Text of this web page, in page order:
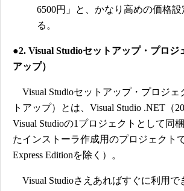
6500円」と、かなり高めの価格
る。
●2. Visual Studioセットアップ・プロジ
アップ）
Visual Studioセットアップ・プロジェ
トアップ）とは、Visual Studio .NET（
Visual Studioの1プロジェクトとして同
たインストーラ作成用のプロジェクト
Express Editionを除く）。
Visual Studioさえあればすぐに利用で